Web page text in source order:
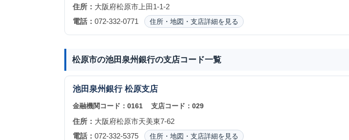
住所： 大阪府松原市上田1-1-2
電話： 072-332-0771 住所・地図・支店詳細を見る
松原市の池田泉州銀行の支店コード一覧
池田泉州銀行 松原支店
金融機関コード： 0161 支店コード： 029
住所： 大阪府松原市天美東7-62
電話： 072-332-5375 住所・地図・支店詳細を見る